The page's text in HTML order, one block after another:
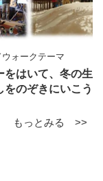
ォークテーマ
をはいて、冬の生
をのぞきにいこう
もっとみる >>